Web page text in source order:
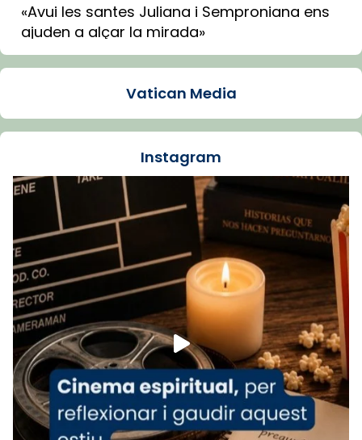
«Avui les santes Juliana i Semproniana ens
ajuden a alçar la mirada»
Mons. Sergi Gordo, bisbe de Tortosa, ha
Santes de Mataró.
🔗tinyurl.com/cvu5jmbk
Foto
View on Facebook Share
Arquebisbat de Barcelonais at Catedral
de Barcelona.
1 week ago
Aquest dilluns, 27 de juliol, ha tingut lloc la
missa d’acció de gràcies en agraïment al
comitè organitzador de la visita apostòlica
del Sant Pare Lleó XIV a Barcelona, i als
col·laboradors, a la Catedral de Barcelona.
L’arquebisbe de Barcelona, el cardenal Joan
Vatican Media
Instagram